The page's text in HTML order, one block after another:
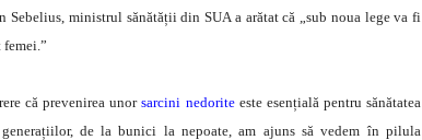
ministrul sănătății din SUA a arătat că „sub noua lege va fi
că prevenirea unorsarcini nedoriteeste esențială pentru sănătatea
de la bunici la nepoate, am ajuns să vedem în pilula